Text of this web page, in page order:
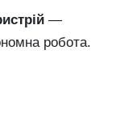
—
робота.